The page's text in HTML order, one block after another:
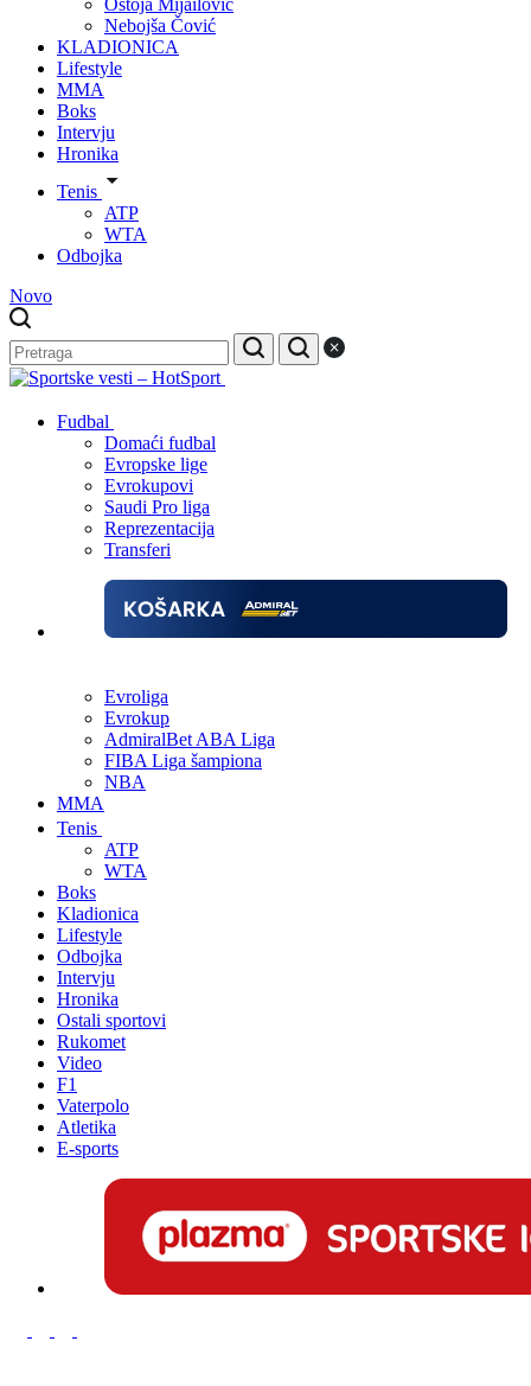
Ostoja Mijailović
Nebojša Čović
KLADIONICA
Lifestyle
MMA
Boks
Intervju
Hronika
Tenis
ATP
WTA
Odbojka
Novo
Fudbal
Domaći fudbal
Evropske lige
Evrokupovi
Saudi Pro liga
Reprezentacija
Transferi
Evroliga
Evrokup
AdmiralBet ABA Liga
FIBA Liga šampiona
NBA
MMA
Tenis
ATP
WTA
Boks
Kladionica
Lifestyle
Odbojka
Intervju
Hronika
Ostali sportovi
Rukomet
Video
F1
Vaterpolo
Atletika
E-sports